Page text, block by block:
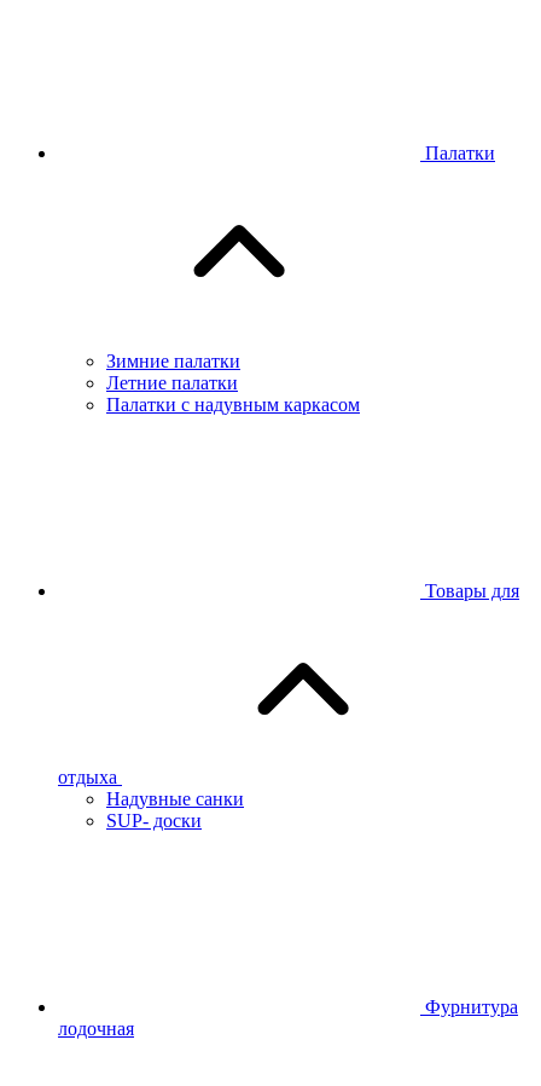
Палатки
Зимние палатки
Летние палатки
Палатки с надувным каркасом
Товары для
отдыха
Надувные санки
SUP- доски
Фурнитура
лодочная